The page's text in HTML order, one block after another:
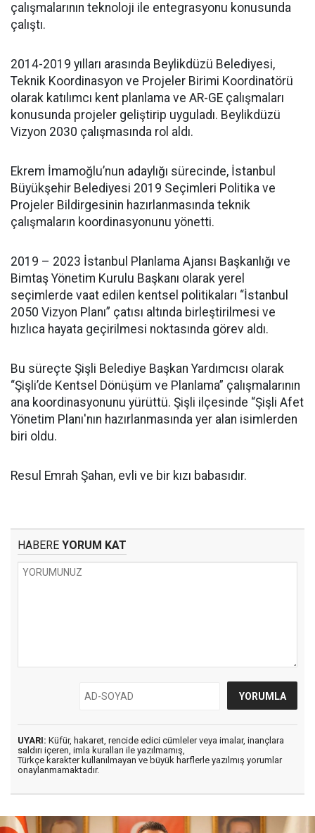
çalışmalarının teknoloji ile entegrasyonu konusunda
çalıştı.
2014-2019 yılları arasında Beylikdüzü Belediyesi,
Teknik Koordinasyon ve Projeler Birimi Koordinatörü
olarak katılımcı kent planlama ve AR-GE çalışmaları
konusunda projeler geliştirip uyguladı. Beylikdüzü
Vizyon 2030 çalışmasında rol aldı.
Ekrem İmamoğlu’nun adaylığı sürecinde, İstanbul
Büyükşehir Belediyesi 2019 Seçimleri Politika ve
Projeler Bildirgesinin hazırlanmasında teknik
çalışmaların koordinasyonunu yönetti.
2019 – 2023 İstanbul Planlama Ajansı Başkanlığı ve
Bimtaş Yönetim Kurulu Başkanı olarak yerel
seçimlerde vaat edilen kentsel politikaları “İstanbul
2050 Vizyon Planı” çatısı altında birleştirilmesi ve
hızlıca hayata geçirilmesi noktasında görev aldı.
Bu süreçte Şişli Belediye Başkan Yardımcısı olarak
“Şişli’de Kentsel Dönüşüm ve Planlama” çalışmalarının
ana koordinasyonunu yürüttü. Şişli ilçesinde “Şişli Afet
Yönetim Planı'nın hazırlanmasında yer alan isimlerden
biri oldu.
Resul Emrah Şahan, evli ve bir kızı babasıdır.
HABERE YORUM KAT
UYARI: Küfür, hakaret, rencide edici cümleler veya imalar, inançlara
saldırı içeren, imla kuralları ile yazılmamış,
Türkçe karakter kullanılmayan ve büyük harflerle yazılmış yorumlar
onaylanmamaktadır.